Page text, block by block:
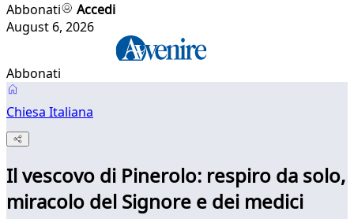
Abbonati
Accedi
August 6, 2026
Abbonati
Chiesa Italiana
Il vescovo di Pinerolo: respiro da solo,
miracolo del Signore e dei medici